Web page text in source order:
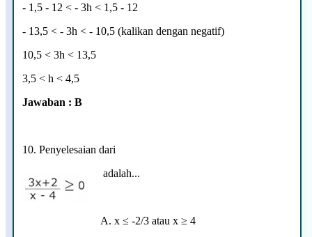
- 1,5 - 12 < - 3h < 1,5 - 12
- 13,5 < - 3h < - 10,5 (kalikan dengan negatif)
10,5 < 3h < 13,5
3,5 < h < 4,5
Jawaban : B
10. Penyelesaian dari
adalah...
A. x ≤ -2/3 atau x ≥ 4